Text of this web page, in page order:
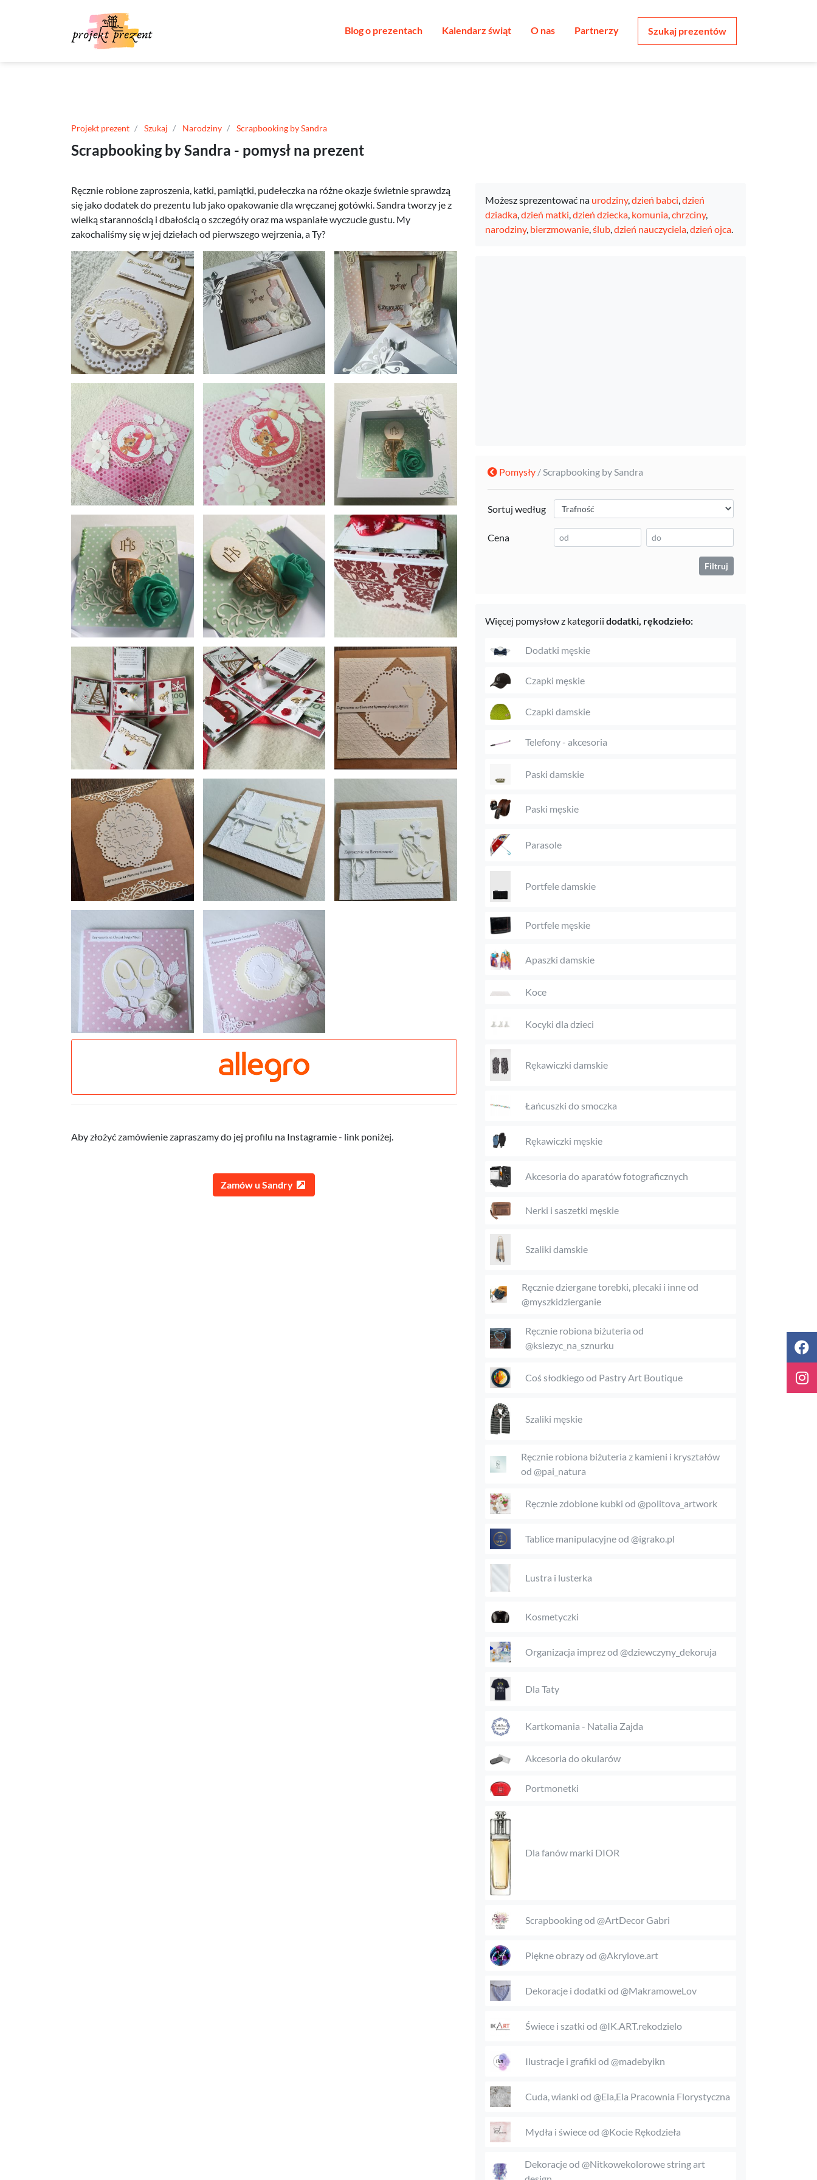
Blog o prezentach Kalendarz świąt O nas Partnerzy Szukaj prezentów
Projekt prezent Szukaj Narodziny Scrapbooking by Sandra
Scrapbooking by Sandra - pomysł na prezent
Ręcznie robione zaproszenia, katki, pamiątki, pudełeczka na różne okazje świetnie sprawdzą
się jako dodatek do prezentu lub jako opakowanie dla wręczanej gotówki. Sandra tworzy je z
wielką starannością i dbałością o szczegóły oraz ma wspaniałe wyczucie gustu. My
zakochaliśmy się w jej dziełach od pierwszego wejrzenia, a Ty?
Aby złożyć zamówienie zapraszamy do jej profilu na Instagramie - link poniżej.
Zamów u Sandry
Możesz sprezentować na urodziny,dzień babci,dzień
dziadka,dzień matki,dzień dziecka, komunia,chrzciny,
narodziny, bierzmowanie,ślub,dzień nauczyciela,dzień ojca.
Pomysły / Scrapbooking by Sandra
Sortuj według
Cena
Filtruj
Więcej pomysłow z kategorii dodatki, rękodzieło:
Dodatki męskie
Czapki męskie
Czapki damskie
Telefony - akcesoria
Paski damskie
Paski męskie
Parasole
Portfele damskie
Portfele męskie
Apaszki damskie
Koce
Kocyki dla dzieci
Rękawiczki damskie
Łańcuszki do smoczka
Rękawiczki męskie
Akcesoria do aparatów fotograficznych
Nerki i saszetki męskie
Szaliki damskie
Ręcznie dziergane torebki, plecaki i inne od
@myszkidzierganie
Ręcznie robiona biżuteria od
@ksiezyc_na_sznurku
Coś słodkiego od Pastry Art Boutique
Szaliki męskie
Ręcznie robiona biżuteria z kamieni i kryształów
od @pai_natura
Ręcznie zdobione kubki od @politova_artwork
Tablice manipulacyjne od @igrako.pl
Lustra i lusterka
Kosmetyczki
Organizacja imprez od @dziewczyny_dekoruja
Dla Taty
Kartkomania - Natalia Zajda
Akcesoria do okularów
Portmonetki
Dla fanów marki DIOR
Scrapbooking od @ArtDecor Gabri
Piękne obrazy od @Akrylove.art
Dekoracje i dodatki od @MakramoweLov
Świece i szatki od @IK.ART.rekodzielo
Ilustracje i grafiki od @madebyikn
Cuda, wianki od @Ela,Ela Pracownia Florystyczna
Mydła i świece od @Kocie Rękodzieła
Dekoracje od @Nitkowekolorowe string art